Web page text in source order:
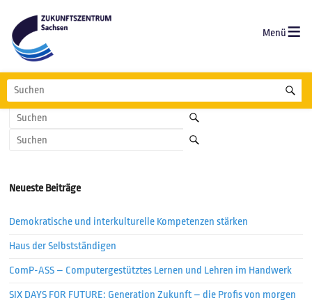
Inhalt
springen
Zukunftszentrum
Sachsen
Wegweisen.
Weiterbilden.
Wissen.
Es sieht so aus, als ob wir nicht das finden konnten, wonach du
Neueste Beiträge
Demokratische und interkulturelle Kompetenzen stärken
Haus der Selbstständigen
ComP-ASS – Computergestütztes Lernen und Lehren im Handwerk
SIX DAYS FOR FUTURE: Generation Zukunft – die Profis von morgen